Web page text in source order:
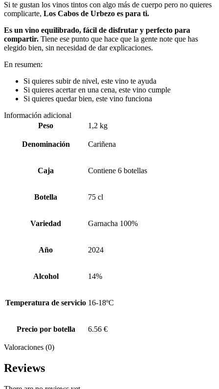
Si te gustan los vinos tintos con algo más de cuerpo pero no quieres
complicarte, Los Cabos de Urbezo es para ti.
Es un vino equilibrado, fácil de disfrutar y perfecto para
compartir. Tiene ese punto que hace que la gente note que has
elegido bien, sin necesidad de dar explicaciones.
En resumen:
Si quieres subir de nivel, este vino te ayuda
Si quieres acertar en una cena, este vino cumple
Si quieres quedar bien, este vino funciona
Información adicional
Peso
1,2 kg
Denominación Cariñena
Caja Contiene 6 botellas
Botella 75 cl
Variedad Garnacha 100%
Año 2024
Alcohol 14%
Temperatura de servicio 16-18ºC
Precio por botella 6.56 €
Valoraciones (0)
Reviews